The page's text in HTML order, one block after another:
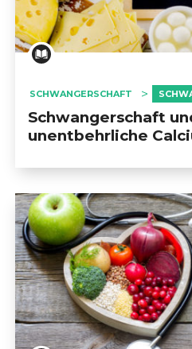
SCHWANGERSCHAFT
Schwangerschaft
unentbehrliche